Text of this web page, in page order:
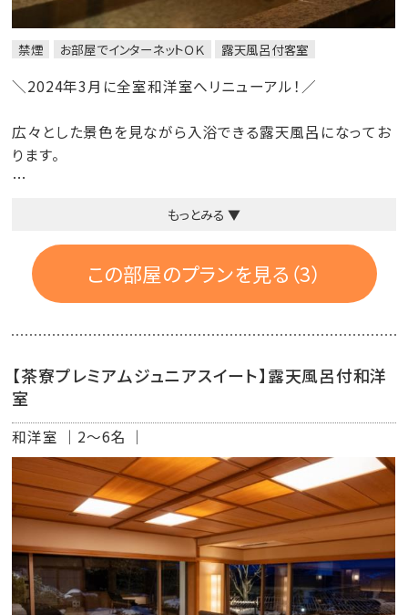
禁煙 お部屋でインターネットＯＫ 露天風呂付客室
＼2024年3月に全室和洋室へリニューアル！／
広々とした景色を見ながら入浴できる露天風呂になってお
ります。
【御所】大きな丸い石の露天風呂が特徴。
【摩耶】半月形の御影石の露天風呂が特徴。
【神室】大石田焼の「次年子窯」で造られた陶器風呂
ます。ご了承くださいませ。
バス・トイレ付
もっとみる ▼
この部屋のプランを見る（3）
【茶寮プレミアムジュニアスイート】露天風呂付和洋
室
和洋室 2～6名